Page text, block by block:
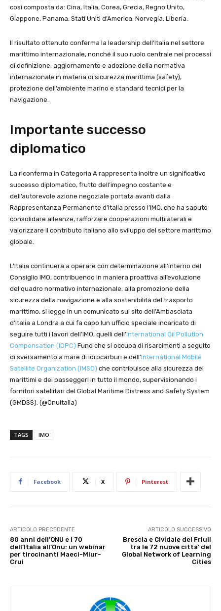
così composta da: Cina, Italia, Corea, Grecia, Regno Unito,
Giappone, Panama, Stati Uniti d’America, Norvegia, Liberia.
Il risultato ottenuto conferma la leadership dell’Italia nel settore
marittimo internazionale, nonché il suo ruolo centrale nei processi
di definizione, aggiornamento e adozione della normativa
internazionale in materia di sicurezza marittima (safety),
protezione dell’ambiente marino e standard tecnici per la
navigazione.
Importante successo
diplomatico
La riconferma in Categoria A rappresenta inoltre un significativo
successo diplomatico, frutto dell’impegno costante e
dell’autorevole azione negoziale portata avanti dalla
Rappresentanza Permanente d’Italia presso l’IMO, che ha saputo
consolidare alleanze, rafforzare cooperazioni multilaterali e
valorizzare il contributo italiano allo sviluppo del settore marittimo
globale.
L’Italia continuerà a operare con determinazione all’interno del
Consiglio IMO, contribuendo in maniera proattiva all’evoluzione
del quadro normativo internazionale, alla promozione della
sicurezza della navigazione e alla sostenibilità del trasporto
marittimo, si legge in un comunicato sul sito dell’Ambasciata
d’Italia a Londra a cui fa capo lun ufficio speciale incaricato di
seguire tutti i lavori dell’IMO, quelli dell’International Oil Pollution
Compensation (IOPC) Fund che si occupa di risarcimenti a seguito
di sversamento a mare di idrocarburi e dell’International Mobile
Satellite Organization (IMSO) che contribuisce alla sicurezza dei
marittimi e dei passeggeri in tutto il mondo, supervisionando i
fornitori satellitari del Global Maritime Distress and Safety System
(GMDSS). (@OnuItalia)
TAGS IMO
Facebook X Pinterest
ARTICOLO PRECEDENTE
80 anni dell’ONU e i 70
dell’Italia all’Onu: un webinar
per tirocinanti Maeci-Miur-
Crui
ARTICOLO SUCCESSIVO
Brescia e Cividale del Friuli
tra le 72 nuove citta’ del
Global Network of Learning
Cities